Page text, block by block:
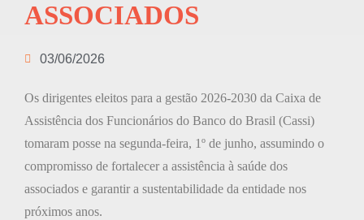
ASSOCIADOS
03/06/2026
Os dirigentes eleitos para a gestão 2026-2030 da Caixa de
Assistência dos Funcionários do Banco do Brasil (Cassi)
tomaram posse na segunda-feira, 1º de junho, assumindo o
compromisso de fortalecer a assistência à saúde dos
associados e garantir a sustentabilidade da entidade nos
próximos anos.